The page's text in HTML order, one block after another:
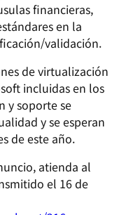
financieras,
en la
validación.
de virtualización
incluidas en los
y soporte se
y se esperan
de este año.
atienda al
el 16 de